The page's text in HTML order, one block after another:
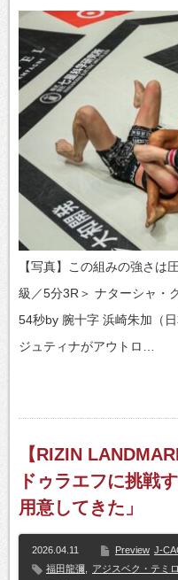
【写真】この組みの強さは
級／5分3R＞ ナターシャ・
54秒by 腕十字 浜崎朱加（
ジュティナがアウトロ…
【RIZIN
ドゥラエフに挑戦
用意してきた」
2026.04.11 Preview J-
福田龍彌
アジスベク・テミ